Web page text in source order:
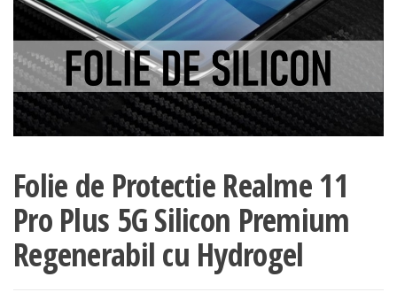
Folie de Protectie Realme 11
Pro Plus 5G Silicon Premium
Regenerabil cu Hydrogel